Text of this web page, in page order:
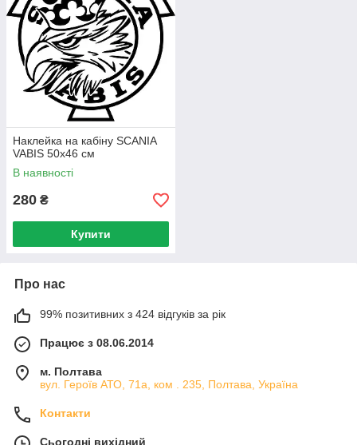
Наклейка на кабіну SCANIA
VABIS 50x46 см
В наявності
280 ₴
Купити
Про нас
99% позитивних з 424 відгуків за рік
Працює з 08.06.2014
м. Полтава
вул. Героїв АТО, 71а, ком . 235, Полтава, Україна
Контакти
Сьогодні вихідний